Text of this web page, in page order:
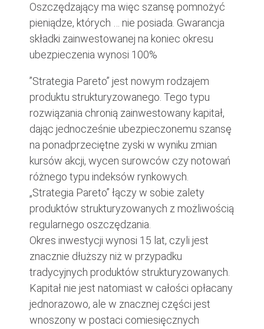
Oszczędzający ma więc szansę pomnożyć
pieniądze, których … nie posiada. Gwarancja
składki zainwestowanej na koniec okresu
ubezpieczenia wynosi 100%
”Strategia Pareto” jest nowym rodzajem
produktu strukturyzowanego. Tego typu
rozwiązania chronią zainwestowany kapitał,
dając jednocześnie ubezpieczonemu szansę
na ponadprzeciętne zyski w wyniku zmian
kursów akcji, wycen surowców czy notowań
różnego typu indeksów rynkowych.
„Strategia Pareto” łączy w sobie zalety
produktów strukturyzowanych z możliwością
regularnego oszczędzania.
Okres inwestycji wynosi 15 lat, czyli jest
znacznie dłuższy niż w przypadku
tradycyjnych produktów strukturyzowanych.
Kapitał nie jest natomiast w całości opłacany
jednorazowo, ale w znacznej części jest
wnoszony w postaci comiesięcznych